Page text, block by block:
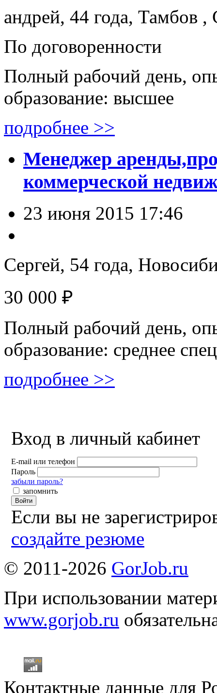
андрей, 44 года, Тамбов ,
По договоренности
Полный рабочий день,
образование: высшее
подробнее >>
Менеджер
коммерческой
23 июня 2015 17:46
Сергей, 54 года,
30 000 ₽
Полный рабочий день,
образование: среднее
подробнее >>
Вход в личный кабинет
E-mail или телефон
Пароль
забыли пароль?
запомнить
Войти
Если вы не
создайте резюме
© 2011-2026 GorJob.ru
При использовании
www.gorjob.ru
Контактные данные для